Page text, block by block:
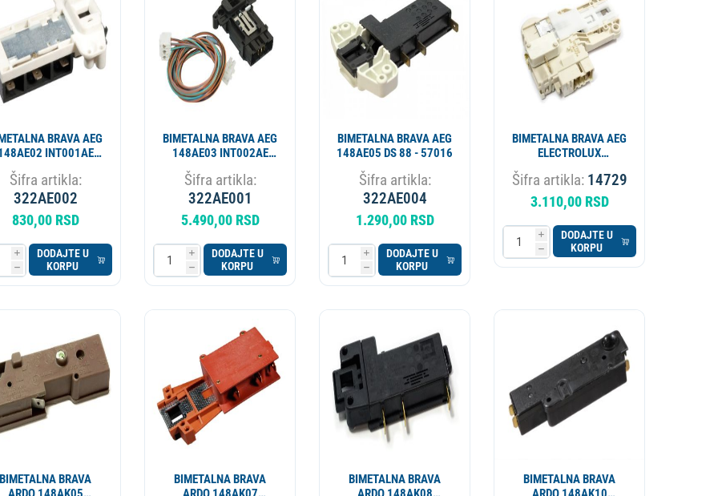
MIKROTALASNA
PECNICA
KUCNI LEDOMAT APARAT ZA PIVO
BRAVA AEG
INT001AE
Šifra artikla:
322AE002
830,00 RSD
i
h
DODAJTE U
KORPU
BIMETALNA BRAVA AEG
148AE03 INT002AE
Šifra artikla:
322AE001
5.490,00 RSD
i
h
DODAJTE U
KORPU
BIMETALNA BRAVA AEG
148AE05 DS 88 - 57016
Šifra artikla:
322AE004
1.290,00 RSD
i
h
DODAJTE U
KORPU
BIMETALNA BRAVA AEG
ELECTROLUX
1105771008
Šifra artikla: 14729
3.110,00 RSD
i
h
DODAJTE U
KORPU
BIMETALNA BRAVA
BIMETALNA BRAVA
BIMETALNA BRAVA
BIMETALNA BRAVA